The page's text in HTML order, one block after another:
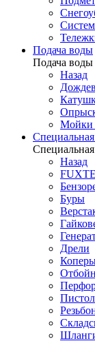
Подача воды
Подача воды
Назад
Мойки
Назад
Буры
Дрели